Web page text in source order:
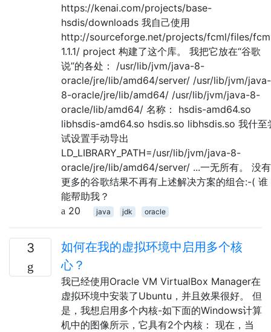
https://kenai.com/projects/base-
hsdis/downloads 我自己使用
http://sourceforge.net/projects/fcml/files/
1.1.1/ project 构建了这个库。 我把它放在“谷歌
说”的各处： /usr/lib/jvm/java-8-
oracle/jre/lib/amd64/server/ /usr/lib/jvm/java-
8-oracle/jre/lib/amd64/ /usr/lib/jvm/java-8-
oracle/lib/amd64/ 名称： hsdis-amd64.so
libhsdis-amd64.so hsdis.so libhsdis.so 我什至
试设置手动导出
LD_LIBRARY_PATH=/usr/lib/jvm/java-8-
oracle/jre/lib/amd64/server/ ...一无所有。 没有
更多的谷歌结果不再有上述解决方案的组合:-( 谁
能帮助我？
20
java jdk oracle
3
如何在我的虚拟环境中启用多个核
心？
我已经使用Oracle VM VirtualBox Manager在
虚拟环境中安装了Ubuntu，并且效果很好。 但
是，我想启用多个内核-如下面的Windows计算
机中的图像所示，它具有2个内核： 现在，当